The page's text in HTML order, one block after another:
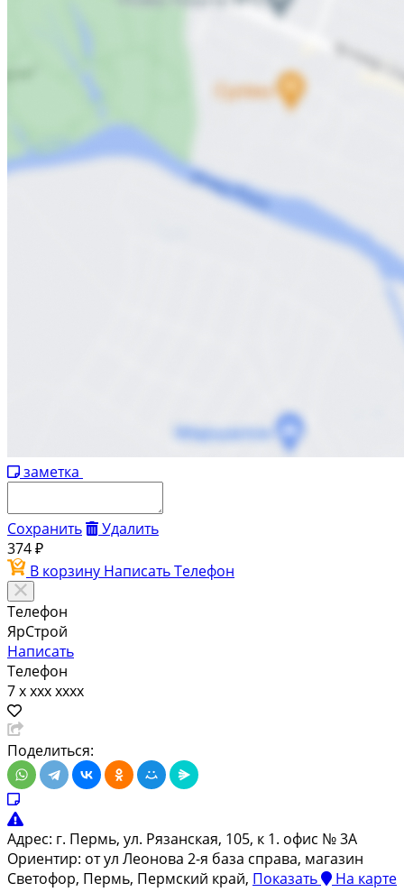
заметка
Сохранить
Удалить
374 ₽
В корзину НаписатьТелефон
Телефон
ЯрСтрой
Написать
Телефон
7 x xxx xxxx
Поделиться:
Адрес: г. Пермь, ул. Рязанская, 105, к 1. офис № 3А
Ориентир: от ул Леонова 2-я база справа, магазин
Светофор, Пермь, Пермский край, Показать
На карте